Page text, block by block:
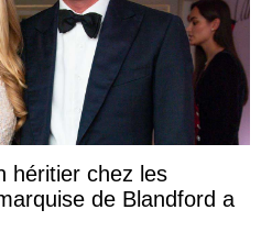
héritier chez les
de Blandford a